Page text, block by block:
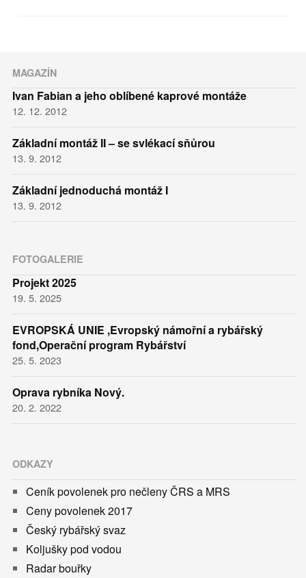
MAGAZÍN
Ivan Fabian a jeho oblíbené kaprové montáže
12. 12. 2012
Základní montáž II – se svlékací sňůrou
13. 9. 2012
Základní jednoduchá montáž I
13. 9. 2012
FOTOGALERIE
Projekt 2025
19. 5. 2025
EVROPSKÁ UNIE ,Evropský námořní a rybářský
fond,Operační program Rybářství
25. 5. 2023
Oprava rybníka Nový.
20. 2. 2022
ODKAZY
Ceník povolenek pro nečleny ČRS a MRS
Ceny povolenek 2017
Český rybářský svaz
Koljušky pod vodou
Radar bouřky